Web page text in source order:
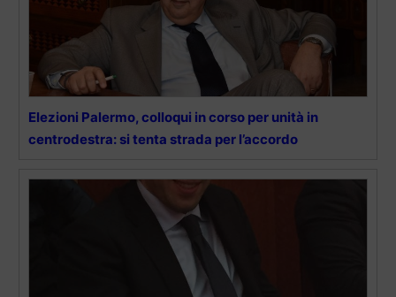
Elezioni Palermo, colloqui in corso per unità in
centrodestra: si tenta strada per l’accordo